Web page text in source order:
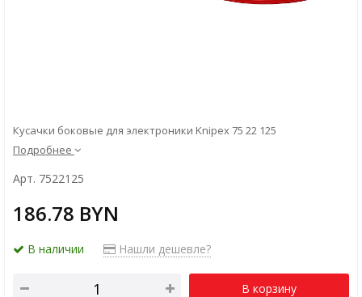
Кусачки боковые для электроники Knipex 75 22 125
Подробнее
Арт. 7522125
186.78 BYN
В наличии Нашли дешевле?
В корзину